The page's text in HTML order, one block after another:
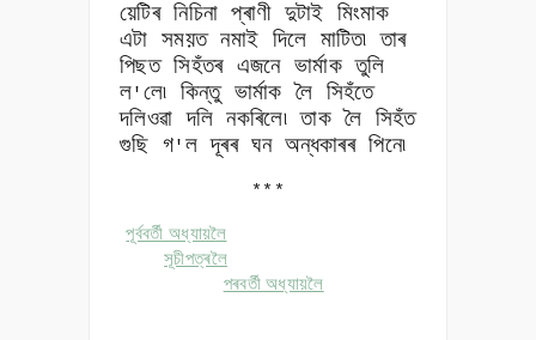
য়েটিৰ নিচিনা প্ৰাণী দুটাই মিংমাক
এটা সময়ত নমাই দিলে মাটিত৷ তাৰ
পিছত সিহঁতৰ এজনে ভাৰ্মাক তুলি
ল' লে৷ কিন্তু ভাৰ্মাক লৈ সিহঁতে
দলিওৱা দলি নকৰিলে৷ তাক লৈ সিহঁত
গুছি গ' ল দূৰৰ ঘন অন্ধকাৰৰ পিনে৷
***
পূৰ্ববৰ্তী অধ্যায়লৈ
সূচীপত্ৰলৈ
পৰবৰ্তী অধ্যায়লৈ